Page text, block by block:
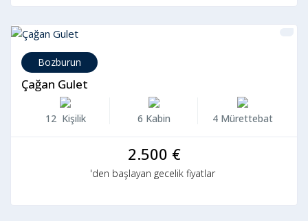
Bozburun
Çağan Gulet
12 Kişilik 6 Kabin 4 Mürettebat
2.500 €
'den başlayan gecelik fiyatlar